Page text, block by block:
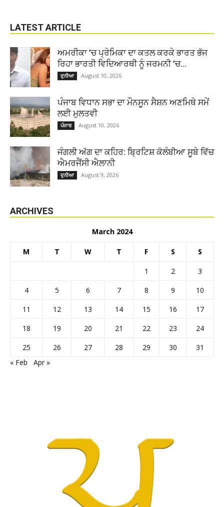
LATEST ARTICLE
ਅਮਰੀਕਾ ’ਚ ਪ੍ਰੇਮਿਕਾ ਦਾ ਕਤਲ ਕਰਕੇ ਭਾਰਤ ਭੱਜ
ਰਿਹਾ ਭਾਰਤੀ ਵਿਦਿਆਰਥੀ ਨੂੰ ਜਰਮਨੀ ’ਚ...
ਦੁਨੀਆ August 10, 2026
ਪੰਜਾਬ ਵਿਧਾਨ ਸਭਾ ਦਾ ਮੌਨਸੂਨ ਸੈਸ਼ਨ ਅਣਮਿਥੇ ਸਮੇਂ
ਲਈ ਮੁਲਤਵੀ
ਪੰਜਾਬ August 10, 2026
ਜੰਗਲੀ ਅੱਗ ਦਾ ਕਹਿਰ: ਬ੍ਰਿਟਿਸ਼ ਕੋਲੰਬੀਆ ਸੂਬੇ ਵਿੱਚ
ਐਮਰਜੈਂਸੀ ਐਲਾਨੀ
ਦੁਨੀਆ August 9, 2026
ARCHIVES
March 2024
M T W T F S S
1 2
3
4
5 6 7 8 9
10
11
12 13 14 15 16
17
18
19 20 21 22 23
24
25
26 27 28 29 30
31
« Feb
Apr »